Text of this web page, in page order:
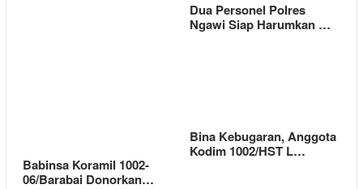
Dua Personel Polres
Ngawi Siap Harumkan …
Babinsa Koramil 1002-
06/Barabai Donorkan…
Bina Kebugaran, Anggota
Kodim 1002/HST L…